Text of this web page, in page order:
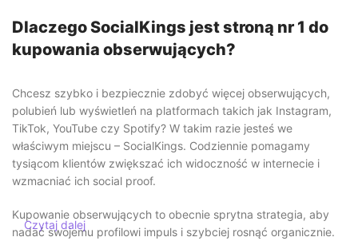
Dlaczego SocialKings jest stroną nr 1 do
kupowania obserwujących?
Chcesz szybko i bezpiecznie zdobyć więcej obserwujących,
polubień lub wyświetleń na platformach takich jak Instagram,
TikTok, YouTube czy Spotify? W takim razie jesteś we
właściwym miejscu – SocialKings. Codziennie pomagamy
tysiącom klientów zwiększać ich widoczność w internecie i
wzmacniać ich social proof.
Kupowanie obserwujących to obecnie sprytna strategia, aby
nadać swojemu profilowi impuls i szybciej rosnąć organicznie.
Czytaj dalej